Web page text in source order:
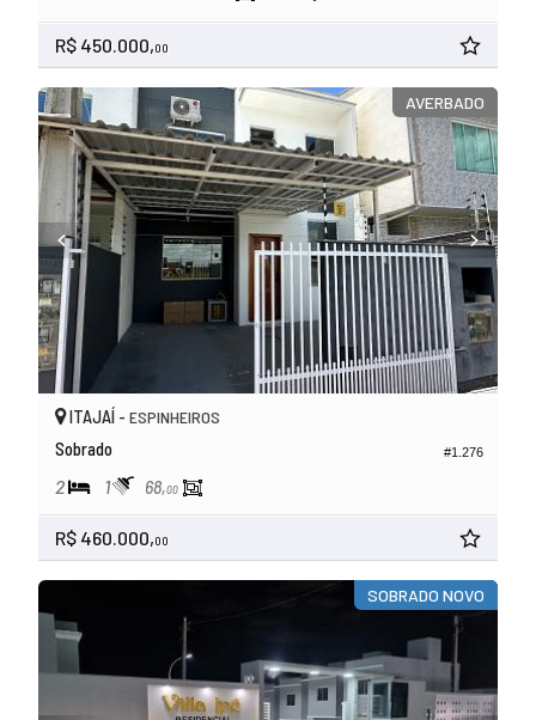
R$ 450.000,00
AVERBADO
#1.276
ITAJAÍ - ESPINHEIROS
Sobrado
2 1 68,00
R$ 460.000,00
SOBRADO NOVO